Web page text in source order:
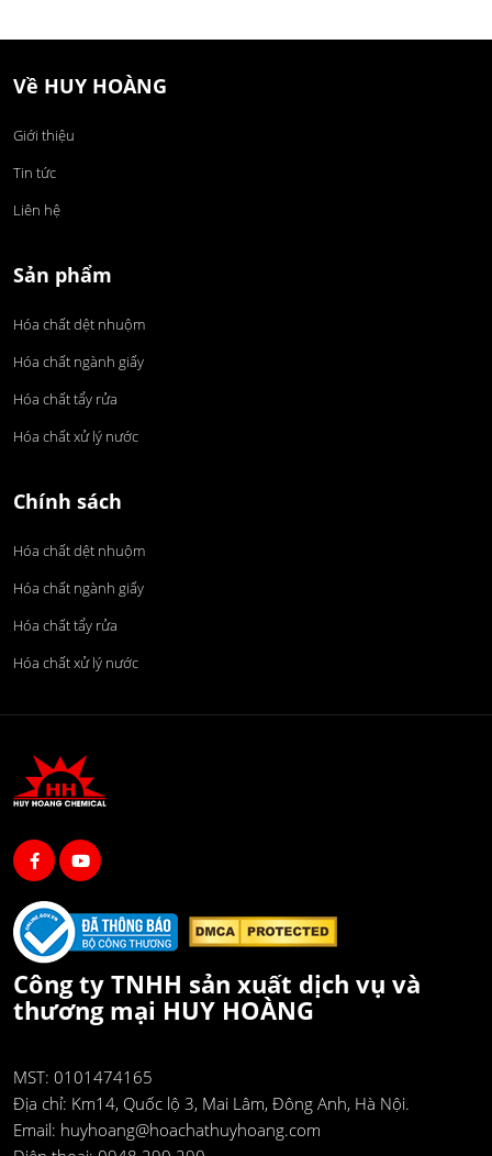
Về HUY HOÀNG
Giới thiệu
Tin tức
Liên hệ
Sản phẩm
Hóa chất dệt nhuộm
Hóa chất ngành giấy
Hóa chất tẩy rửa
Hóa chất xử lý nước
Chính sách
Hóa chất dệt nhuộm
Hóa chất ngành giấy
Hóa chất tẩy rửa
Hóa chất xử lý nước
Công ty TNHH sản xuất dịch vụ và
thương mại HUY HOÀNG
MST: 0101474165
Địa chỉ: Km14, Quốc lộ 3, Mai Lâm, Đông Anh, Hà Nội.
Email: huyhoang@hoachathuyhoang.com